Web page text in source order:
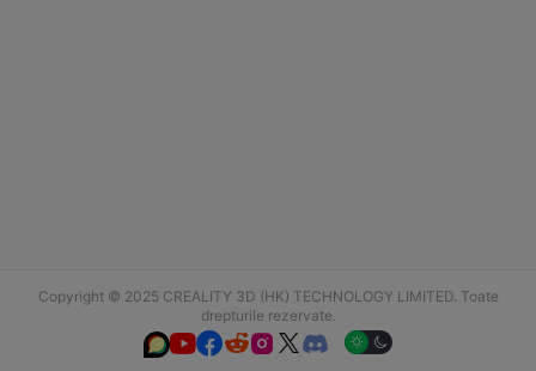
Copyright © 2025 CREALITY 3D (HK) TECHNOLOGY LIMITED. Toate
drepturile rezervate.
  